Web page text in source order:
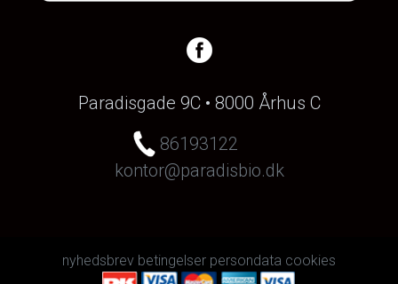
Paradisgade 9C • 8000 Århus C
86193122
kontor@paradisbio.dk
nyhedsbrev betingelser persondata cookies